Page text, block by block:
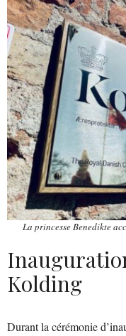
La princesse Benedikte
Kolding
Durant la cérémonie